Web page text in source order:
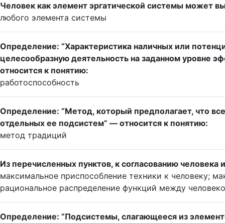
Человек как элемент эргатической системы может
любого элемента системы
Определение: “Характеристика наличных или
целесообразную деятельность на заданном уровне
относится к понятию:
работоспособность
Определение: “Метод, который предполагает, что
отдельных ее подсистем” — относится к понятию:
метод традиций
Из перечисленных пунктов, к согласованию человека
максимальное приспособление техники к человеку;
рациональное распределение функций между
Определение: “Подсистемы, слагающееся из